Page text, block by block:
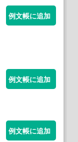
例文帳に追加
例文帳に追加
例文帳に追加